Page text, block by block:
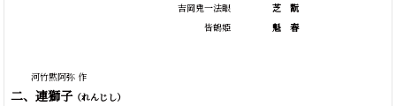
吉岡鬼一法眼
皆鶴姫
芝
翫
魁
春
河竹黙阿弥 作
二、連獅子（れんじし）